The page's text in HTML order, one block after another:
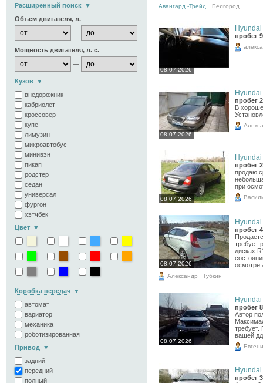
Расширенный поиск
Объем двигателя, л.
—
Мощность двигателя, л. с.
—
Кузов
внедорожник
кабриолет
кроссовер
купе
лимузин
микроавтобус
минивэн
пикап
родстер
седан
универсал
фургон
хэтчбек
Цвет
Коробка передач
автомат
вариатор
механика
роботизированная
Привод
задний
передний
полный
Авангард -Трейд Белгород
08.07.2026
Hyundai
пробег
08.07.2026
Hyundai
пробег
В
08.07.2026
Hyundai
пробег
продаю
при
08.07.2026
Hyundai
пробег
требует
дисках
осмотре
Александр Губкин
08.07.2026
Hyundai
пробег
Автор
требует.
вашей
Hyundai
пробег